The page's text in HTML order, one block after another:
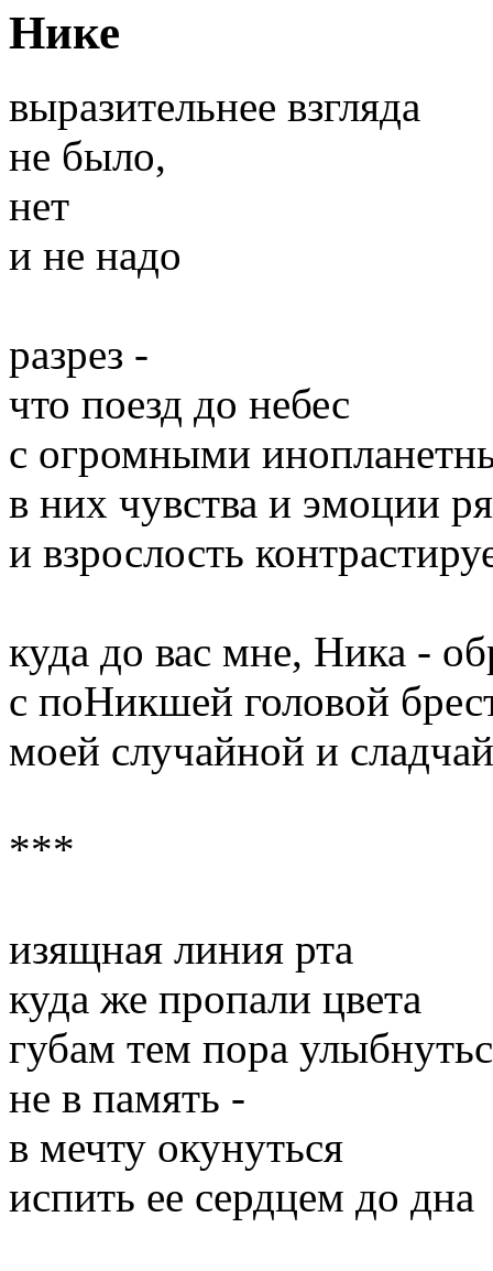
Нике
выразительнее взгляда
не было,
нет
и не надо
разрез -
что поезд до небес
с огромными
в них чувства и эмоции
и взрослость
куда до вас мне, Ника -
с поНикшей головой
моей случайной и
***
изящная линия рта
куда же пропали цвета
губам тем пора
не в память -
в мечту окунуться
испить ее сердцем до дна